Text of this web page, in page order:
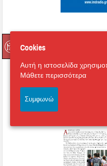
Cookies
Αυτή η ιστοσελίδα
Μάθετε περισσότερα
Συμφωνώ